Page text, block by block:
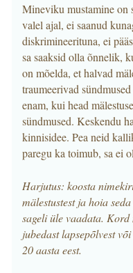
Mineviku mustamine on
valel ajal, ei saanud
diskrimineerituna, ei
sa saaksid olla õnnelik,
on mõelda, et halvad
traumeerivad
enam, kui head
sündmused. Keskendu
kinnisidee. Pea neid
paregu ka toimub, sa ei
Harjutus: koosta
mälestustest ja hoia
sageli üle vaadata.
jubedast lapsepõlvest
20 aasta eest.